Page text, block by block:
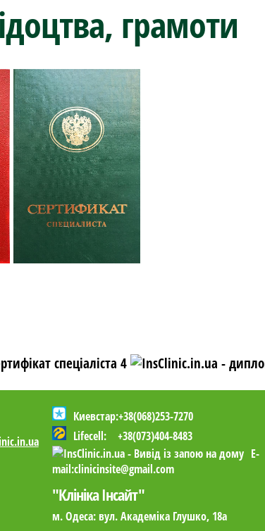
грамоти
Киевстар:+38(068)253-7270
Lifecell:+38(073)404-8483
E-
mail:clinicinsite@gmail.com
"Клініка Інсайт"
м. Одеса: вул. Академіка Глушко, 18а